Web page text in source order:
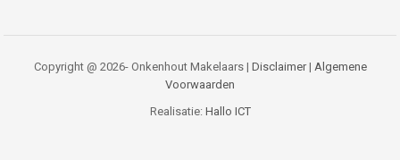
Copyright @ 2026- Onkenhout Makelaars | Disclaimer| Algemene
Voorwaarden
Realisatie: Hallo ICT